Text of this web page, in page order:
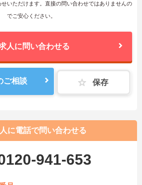
いただけます。直接の問い合わせではありませんの
でご安心ください。
人に問い合わせる
ご相談 保存
に電話で問い合わせる
941-653